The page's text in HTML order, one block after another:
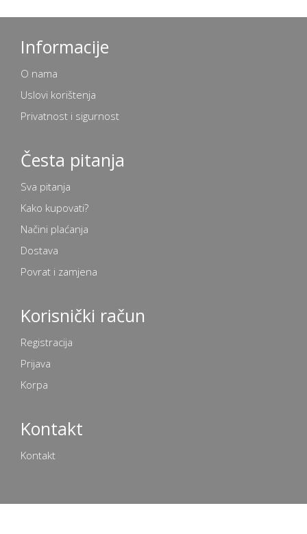
Informacije
O nama
Uslovi korištenja
Privatnost i sigurnost
Česta pitanja
Sva pitanja
Kako kupovati?
Načini plaćanja
Dostava
Povrat i zamjena
Korisnički račun
Registracija
Prijava
Korpa
Kontakt
Kontakt